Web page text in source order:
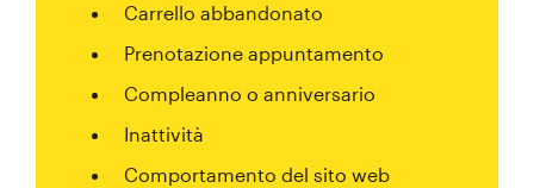
Carrello abbandonato
Prenotazione appuntamento
Compleanno o anniversario
Inattività
Comportamento del sito web